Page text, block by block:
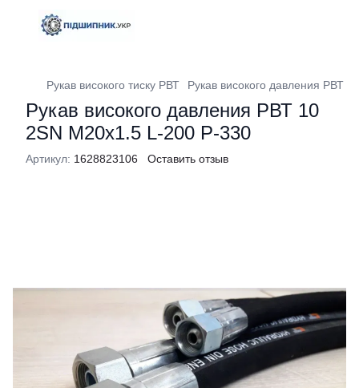
Рукав високого тиску РВТ Рукав високого давления РВТ
Рукав високого давления РВТ 10
2SN M20x1.5 L-200 P-330
Артикул: 1628823106 Оставить отзыв